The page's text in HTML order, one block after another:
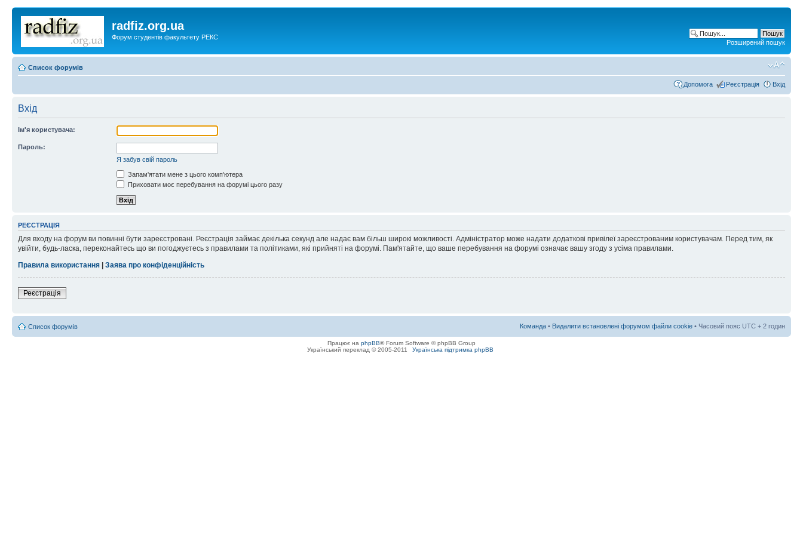
radfiz.org.ua
Форум студентів факультету РЕКС
Розширений пошук
Список форумів
Допомога Реєстрація Вхід
Вхід
Ім'я користувача:
Пароль:
Я забув свій пароль
Запам'ятати мене з цього комп'ютера
Приховати моє перебування на форумі цього разу
РЕЄСТРАЦІЯ
Для входу на форум ви повинні бути зареєстровані. Реєстрація займає декілька секунд але надає вам більш широкі можливості. Адміністратор може надати додаткові привілеї зареєстрованим користувачам. Перед тим, як
увійти, будь-ласка, переконайтесь що ви погоджуєтесь з правилами та політиками, які прийняті на форумі. Пам'ятайте, що ваше перебування на форумі означає вашу згоду з усіма правилами.
Правила використання
Заява про конфіденційність
Реєстрація
Список форумів Команда • Видалити встановлені форумом файли cookie • Часовий пояс UTC + 2 годин
Працює на phpBB® Forum Software © phpBB Group
Український переклад © 2005-2011
Українська підтримка phpBB